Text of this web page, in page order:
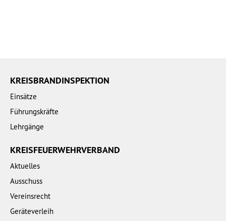
KREISBRANDINSPEKTION
Einsätze
Führungskräfte
Lehrgänge
KREISFEUERWEHRVERBAND
Aktuelles
Ausschuss
Vereinsrecht
Geräteverleih